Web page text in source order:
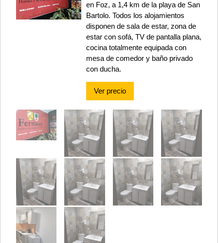
en Foz, a 1,4 km de la playa de San
Bartolo. Todos los alojamientos
disponen de sala de estar, zona de
estar con sofá, TV de pantalla plana,
cocina totalmente equipada con
mesa de comedor y baño privado
con ducha.
Ver precio